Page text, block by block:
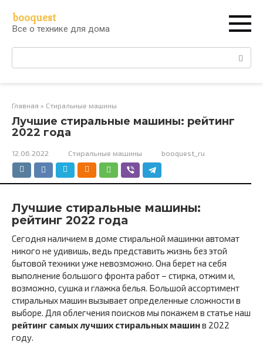
контенту
booquest
Все о технике для дома
Поиск:
Главная » Стиральные машины
Лучшие стиральные машины: рейтинг
2022 года
12.06.2022 Стиральные машины booquest_ru
Лучшие стиральные машины:
рейтинг 2022 года
Сегодня наличием в доме стиральной машинки автомат
никого не удивишь, ведь представить жизнь без этой
бытовой техники уже невозможно. Она берет на себя
выполнение большого фронта работ – стирка, отжим и,
возможно, сушка и глажка белья. Большой ассортимент
стиральных машин вызывает определенные сложности в
выборе. Для облегчения поисков мы покажем в статье наш
рейтинг самых лучших стиральных машинв 2022
году.